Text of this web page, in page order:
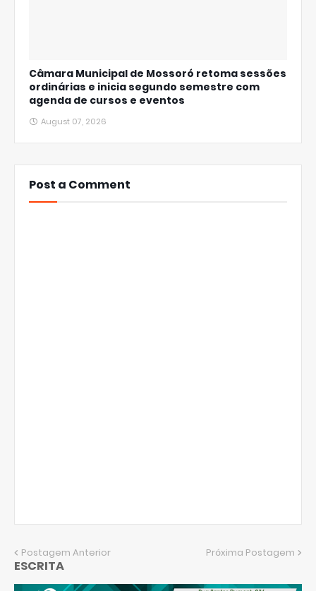
Câmara Municipal de Mossoró retoma sessões
ordinárias e inicia segundo semestre com
agenda de cursos e eventos
August 07, 2026
Post a Comment
Postagem Anterior Próxima Postagem
ESCRITA